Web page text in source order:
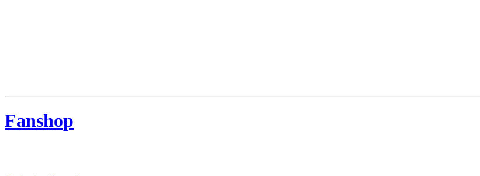
Fanshop